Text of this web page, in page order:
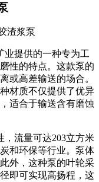
业提供的一种专为工
性的特点。这款泵的
或高差输送的场合。
材质不仅提供了优异
适合于输送含有磨蚀
，流量可达203立方米
和环保等行业。泵体
外，这种泵的叶轮采
即可实现高扬程，这